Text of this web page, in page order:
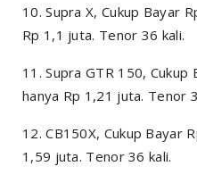
10. Supra X, Cukup Bayar
Rp 1,1 juta. Tenor 36 kali.
11. Supra GTR 150,
hanya Rp 1,21 juta. Tenor
12. CB150X, Cukup Bayar
1,59 juta. Tenor 36 kali.